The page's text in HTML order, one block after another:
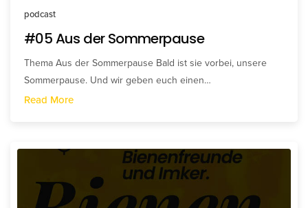
podcast
#05 Aus der Sommerpause
Thema Aus der Sommerpause Bald ist sie vorbei, unsere
Sommerpause. Und wir geben euch einen…
Read More